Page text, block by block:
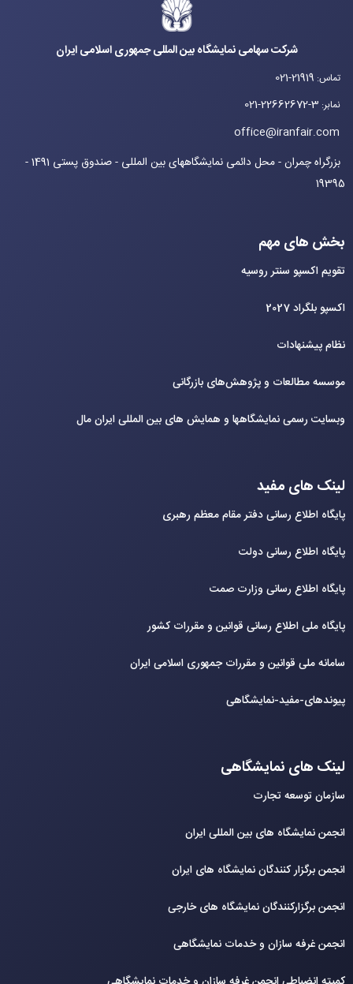
شرکت سهامی نمایشگاه بین المللی جمهوری اسلامی ایران
تماس:
021-21919
نمابر:
021-22662672-3
office@iranfair.com
بزرگراه چمران - محل دائمی نمایشگاههای بین المللی - صندوق پستی 1491 -
19395
بخش های مهم
تقویم اکسپو سنتر روسیه
اکسپو بلگراد 2027
نظام پیشنهادات
موسسه مطالعات و پژوهش‌های بازرگانی
وبسایت رسمی نمایشگاهها و همایش های بین‌ المللی ایران مال
لینک های مفید
پایگاه اطلاع رسانی دفتر مقام معظم رهبری
پایگاه اطلاع رسانی دولت
پایگاه اطلاع رسانی وزارت صمت
پایگاه ملی اطلاع رسانی قوانین و مقررات کشور
سامانه ملی قوانین و مقررات جمهوری اسلامی ایران
پیوندهای-مفید-نمایشگاهی
لینک های نمایشگاهی
سازمان توسعه تجارت
انجمن نمایشگاه های بین المللی ایران
انجمن برگزار کنندگان نمایشگاه های ایران
انجمن برگزارکنندگان نمایشگاه های خارجی
انجمن غرفه سازان و خدمات نمایشگاهی